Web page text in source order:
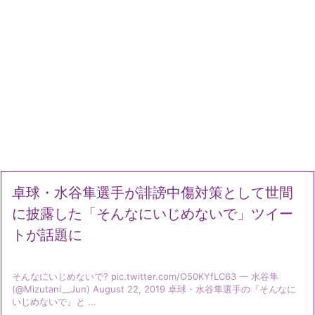
卓球・水谷隼選手が誹謗中傷対策として世間
に披露した「そんなにいじめないで」ツイー
トが話題に
そんなにいじめないで? pic.twitter.com/O50KYfLC63 — 水谷隼
(@Mizutani__Jun) August 22, 2019 卓球・水谷隼選手の『そんなに
いじめないで』と ...